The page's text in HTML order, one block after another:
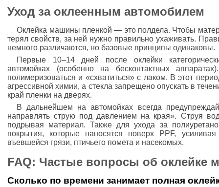
Уход за оклеенным автомобилем
Оклейка машины пленкой — это полдела. Чтобы
терял свойств, за ней нужно правильно ухаживать.
немного различаются, но базовые принципы одинаковы.
Первые 10–14 дней после оклейки
автомойках (особенно на бесконтактных
полимеризоваться и «схватиться» с лаком. В этот
агрессивной химии, а стекла запрещено опускать в
край пленки на дверях.
В дальнейшем на автомойках всегда
направлять струю под давлением на края». Струя
подрывая материал. Также для ухода за
покрытия, которые наносятся поверх PPF,
въевшейся грязи, птичьего помета и насекомых.
FAQ: Частые вопросы об оклейке
Сколько по времени занимает полная